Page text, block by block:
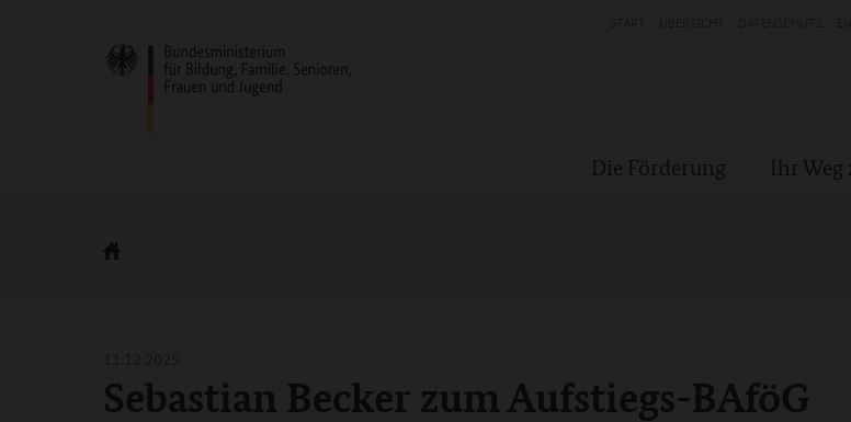
Die Förderung Ihr Weg
Sebastian Becker zum Aufstiegs-BAföG